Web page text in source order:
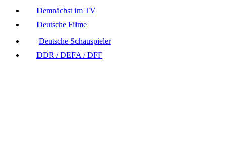
Demnächst im TV
Deutsche Filme
Deutsche Schauspieler
DDR / DEFA / DFF